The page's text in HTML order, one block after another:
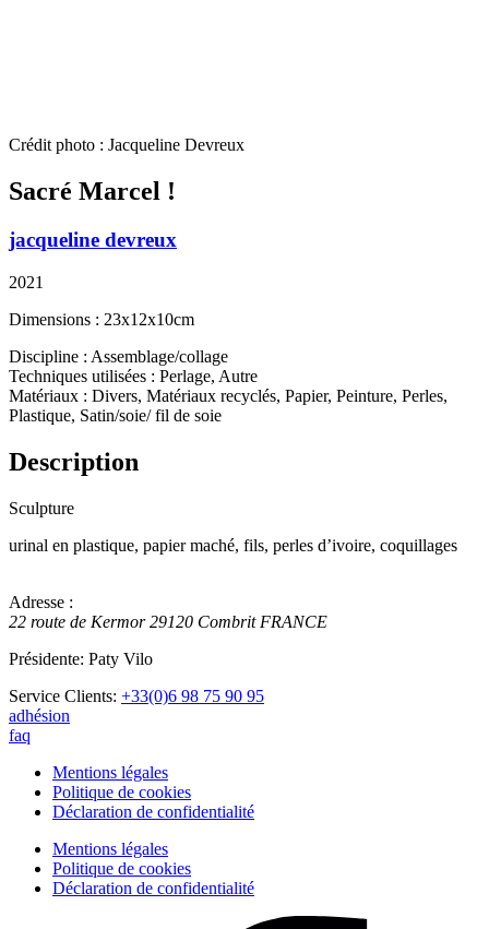
Crédit photo : Jacqueline Devreux
Sacré Marcel !
jacqueline devreux
2021
Dimensions : 23x12x10cm
Discipline : Assemblage/collage
Techniques utilisées : Perlage, Autre
Matériaux : Divers, Matériaux recyclés, Papier, Peinture, Perles,
Plastique, Satin/soie/ fil de soie
Description
Sculpture
urinal en plastique, papier maché, fils, perles d’ivoire, coquillages
Adresse :
22 route de Kermor 29120 Combrit FRANCE
Présidente: Paty Vilo
Service Clients: +33(0)6 98 75 90 95
adhésion
faq
Mentions légales
Politique de cookies
Déclaration de confidentialité
Mentions légales
Politique de cookies
Déclaration de confidentialité